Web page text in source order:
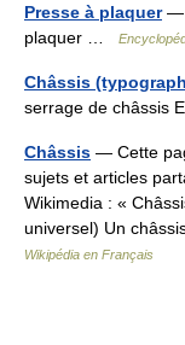
Presse à plaquer—
plaquer …
Châssis
serrage de châssis
Châssis — Cette
sujets et articles
Wikimedia : «
universel) Un
Wikipédia en Français